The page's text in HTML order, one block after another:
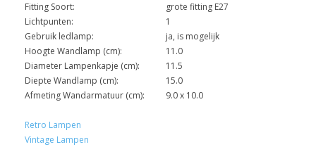
Fitting Soort:
grote fitting E27
Lichtpunten:
1
Gebruik ledlamp:
ja, is mogelijk
Hoogte Wandlamp (cm):
11.0
Diameter Lampenkapje (cm):
11.5
Diepte Wandlamp (cm):
15.0
Afmeting Wandarmatuur (cm):
9.0 x 10.0
Retro Lampen
Vintage Lampen